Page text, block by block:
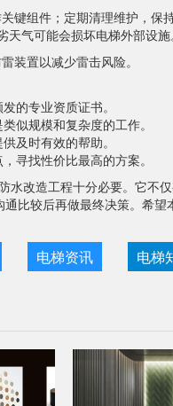
键组件；定期清理维护，保持
天气可能会损坏电梯外部设施
装置以减少雷击风险。
的专业资质证书。
似规模和复杂度的工作。
及时有效的帮助。
寻找性价比最高的方案。
改造工程十分必要。它不
比较后再做最终决策。希望
电梯资讯 电梯